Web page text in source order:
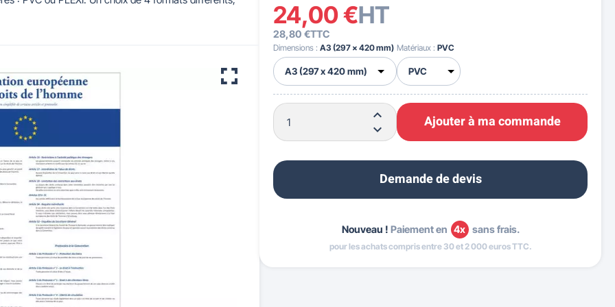
Accessibilité PMR
24,00 €HT
28,80 €TTC
Dimensions :A3 (297 x 420 mm) Matériaux :PVC
Ajouter à ma commande
Demande de devis
Nouveau ! Paiement en 4x sans frais.
pour les achats compris entre 30 et 2 000 euros TTC.